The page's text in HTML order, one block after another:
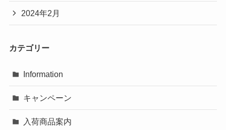
2024年2月
カテゴリー
Information
キャンペーン
入荷商品案内